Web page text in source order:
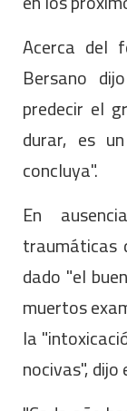
Acerca del
Bersano
predecir el
durar, es
concluya".
En
traumáticas
dado "el
muertos
la
nocivas", dijo